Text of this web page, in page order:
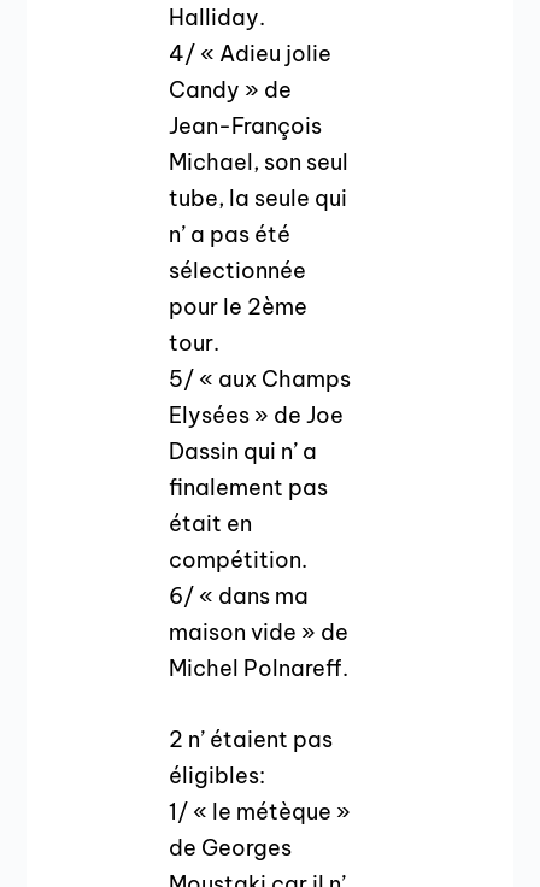
Halliday.
4/ « Adieu jolie
Candy » de
Jean-François
Michael, son seul
tube, la seule qui
n’ a pas été
sélectionnée
pour le 2ème
tour.
5/ « aux Champs
Elysées » de Joe
Dassin qui n’ a
finalement pas
était en
compétition.
6/ « dans ma
maison vide » de
Michel Polnareff.
2 n’ étaient pas
éligibles:
1/ « le métèque »
de Georges